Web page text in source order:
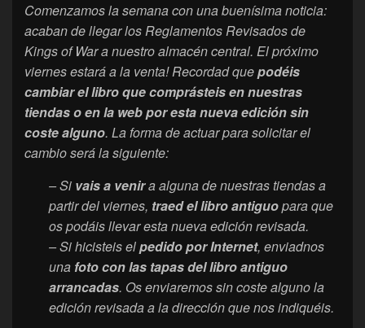
Comenzamos la semana con una buenísima noticia:
acaban de llegar los Reglamentos Revisados de
Kings of War a nuestro almacén central. El próximo
viernes estará a la venta!Recordad quepodéis
cambiar el libro que comprásteis en nuestras
tiendas o en la web por esta nueva edición sin
coste alguno. La forma de actuar para solicitar el
cambio será la siguiente:
– Si vais a venira alguna de nuestras tiendas a
partir del viernes, traed el libro antiguopara que
os podáis llevar esta nueva edición revisada.
– Si hicisteis elpedido por Internet, enviadnos
una foto con las tapas del libro antiguo
arrancadas. Os enviaremos sin coste alguno la
edición revisada a la dirección que nos indiquéis.